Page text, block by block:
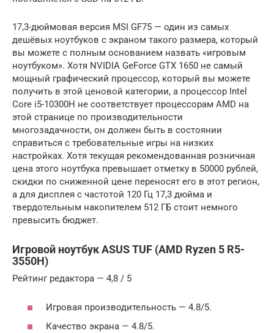
17,3-дюймовая версия MSI GF75 — один из самых
дешёвых ноутбуков с экраном такого размера, который
вы можете с полным основанием назвать «игровым
ноутбуком». Хотя NVIDIA GeForce GTX 1650 не самый
мощный графический процессор, который вы можете
получить в этой ценовой категории, а процессор Intel
Core i5-10300H не соответствует процессорам AMD на
этой странице по производительности
многозадачности, он должен быть в состоянии
справиться с требовательные игры на низких
настройках. Хотя текущая рекомендованная розничная
цена этого ноутбука превышает отметку в 50000 рублей,
скидки по сниженной цене переносят его в этот регион,
а для дисплея с частотой 120 Гц 17,3 дюйма и
твердотельным накопителем 512 ГБ стоит немного
превысить бюджет.
Игровой ноутбук ASUS TUF (AMD Ryzen 5 R5-
3550H)
Рейтинг редактора — 4,8 / 5
Игровая производительность — 4.8/5.
Качество экрана — 4.8/5.